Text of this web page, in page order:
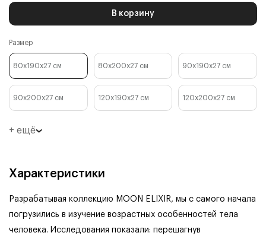
В корзину
Размер
80x190x27 см 80x200x27см 90x190x27 см
90x200x27 см 120x190x27см 120x200x27 см
+ ещё
Характеристики
Разрабатывая коллекцию MOON ELIXIR, мы с самого начала
погрузились в изучение возрастных особенностей тела
человека. Исследования показали: перешагнув